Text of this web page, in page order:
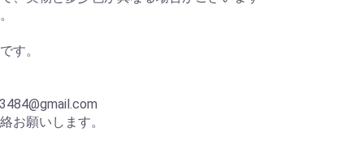
す。
お願いします。